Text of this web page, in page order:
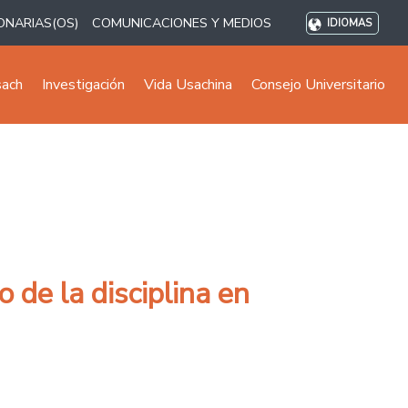
COMUNICACIONES Y MEDIOS IDIOMAS
Investigación Vida Usachina Consejo Universitario
de la disciplina en